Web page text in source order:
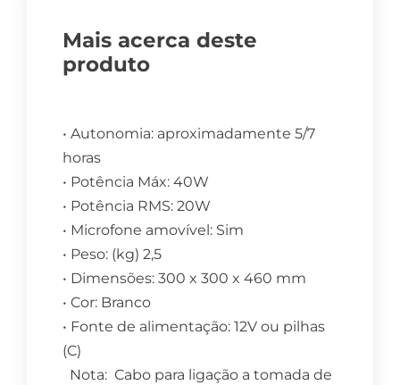
Mais acerca deste
produto
• Autonomia: aproximadamente 5/7
horas
• Potência Máx: 40W
• Potência RMS: 20W
• Microfone amovível: Sim
• Peso: (kg) 2,5
• Dimensões: 300 x 300 x 460 mm
• Cor: Branco
• Fonte de alimentação: 12V ou pilhas
(C)
Nota: Cabo para ligação a tomada de